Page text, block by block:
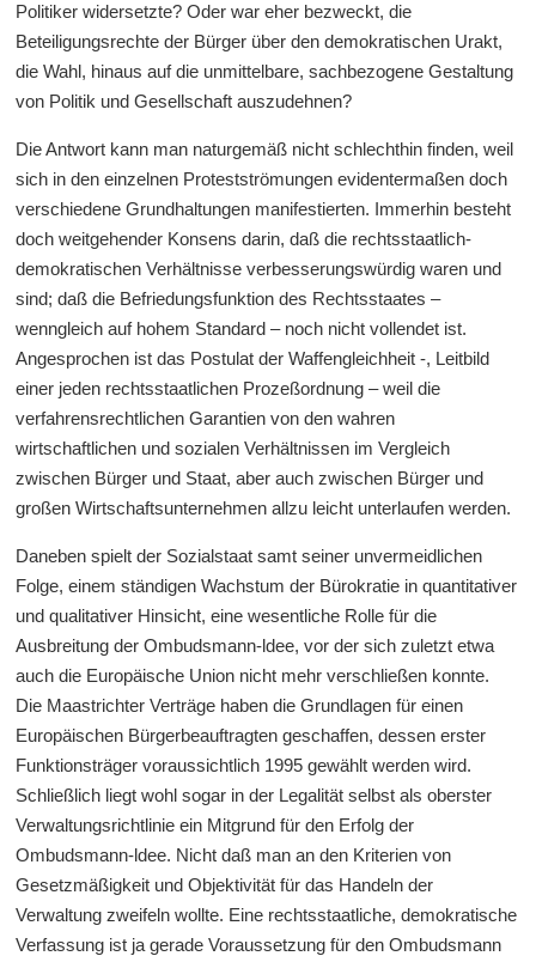
Politiker widersetzte? Oder war eher bezweckt, die
Beteiligungsrechte der Bürger über den demokratischen Urakt,
die Wahl, hinaus auf die unmittelbare, sachbezogene Gestaltung
von Politik und Gesellschaft auszudehnen?
Die Antwort kann man naturgemäß nicht schlechthin finden, weil
sich in den einzelnen Protestströmungen evidentermaßen doch
verschiedene Grundhaltungen manifestierten. Immerhin besteht
doch weitgehender Konsens darin, daß die rechtsstaatlich-
demokratischen Verhältnisse verbesserungswürdig waren und
sind; daß die Befriedungsfunktion des Rechtsstaates –
wenngleich auf hohem Standard – noch nicht vollendet ist.
Angesprochen ist das Postulat der Waffengleichheit -, Leitbild
einer jeden rechtsstaatlichen Prozeßordnung – weil die
verfahrensrechtlichen Garantien von den wahren
wirtschaftlichen und sozialen Verhältnissen im Vergleich
zwischen Bürger und Staat, aber auch zwischen Bürger und
großen Wirtschaftsunternehmen allzu leicht unterlaufen werden.
Daneben spielt der Sozialstaat samt seiner unvermeidlichen
Folge, einem ständigen Wachstum der Bürokratie in quantitativer
und qualitativer Hinsicht, eine wesentliche Rolle für die
Ausbreitung der Ombudsmann-ldee, vor der sich zuletzt etwa
auch die Europäische Union nicht mehr verschließen konnte.
Die Maastrichter Verträge haben die Grundlagen für einen
Europäischen Bürgerbeauftragten geschaffen, dessen erster
Funktionsträger voraussichtlich 1995 gewählt werden wird.
Schließlich liegt wohl sogar in der Legalität selbst als oberster
Verwaltungsrichtlinie ein Mitgrund für den Erfolg der
Ombudsmann-ldee. Nicht daß man an den Kriterien von
Gesetzmäßigkeit und Objektivität für das Handeln der
Verwaltung zweifeln wollte. Eine rechtsstaatliche, demokratische
Verfassung ist ja gerade Voraussetzung für den Ombudsmann